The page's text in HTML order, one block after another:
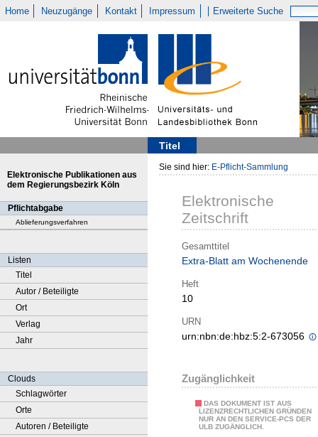
Home Neuzugänge Kontakt Impressum Erweiterte Suche
Titel
Elektronische Publikationen aus
dem Regierungsbezirk Köln
Pflichtabgabe
Ablieferungsverfahren
Listen
Titel
Autor / Beteiligte
Ort
Verlag
Jahr
Clouds
Schlagwörter
Orte
Autoren / Beteiligte
Sie sind hier: E-Pflicht-Sammlung
Elektronische
Zeitschrift
Gesamttitel
Extra-Blatt am Wochenende
Heft
10
URN
urn:nbn:de:hbz:5:2-673056
Zugänglichkeit
DAS DOKUMENT IST AUS
LIZENZRECHTLICHEN GRÜNDEN
NUR AN DEN SERVICE-PCS DER
ULB ZUGÄNGLICH.